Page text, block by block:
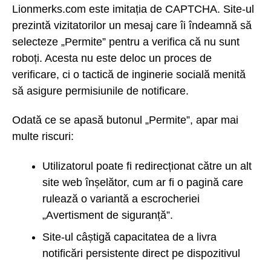
Lionmerks.com este imitația de CAPTCHA. Site-ul
prezintă vizitatorilor un mesaj care îi îndeamnă să
selecteze „Permite” pentru a verifica că nu sunt
roboți. Acesta nu este deloc un proces de
verificare, ci o tactică de inginerie socială menită
să asigure permisiunile de notificare.
Odată ce se apasă butonul „Permite”, apar mai
multe riscuri:
Utilizatorul poate fi redirecționat către un alt
site web înșelător, cum ar fi o pagină care
rulează o variantă a escrocheriei
„Avertisment de siguranță”.
Site-ul câștigă capacitatea de a livra
notificări persistente direct pe dispozitivul